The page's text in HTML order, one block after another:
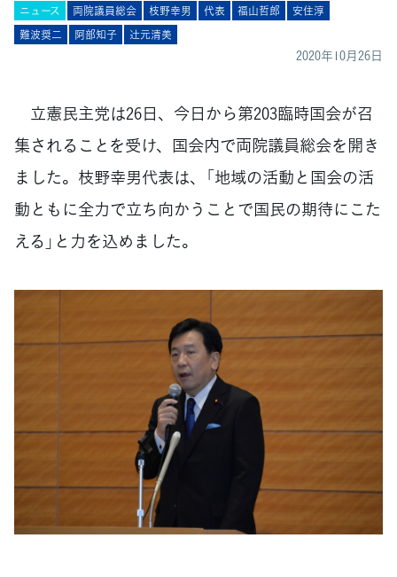
ニュース 両院議員総会 枝野幸男 代表 福山哲郎
安住淳
難波奨二
阿部知子 辻󠄀元清美
2020年10月26日
立憲民主党は26日、今日から第203臨時国会が召
集されることを受け、国会内で両院議員総会を開き
ました。枝野幸男代表は、「地域の活動と国会の活
動ともに全力で立ち向かうことで国民の期待にこた
える」と力を込めました。